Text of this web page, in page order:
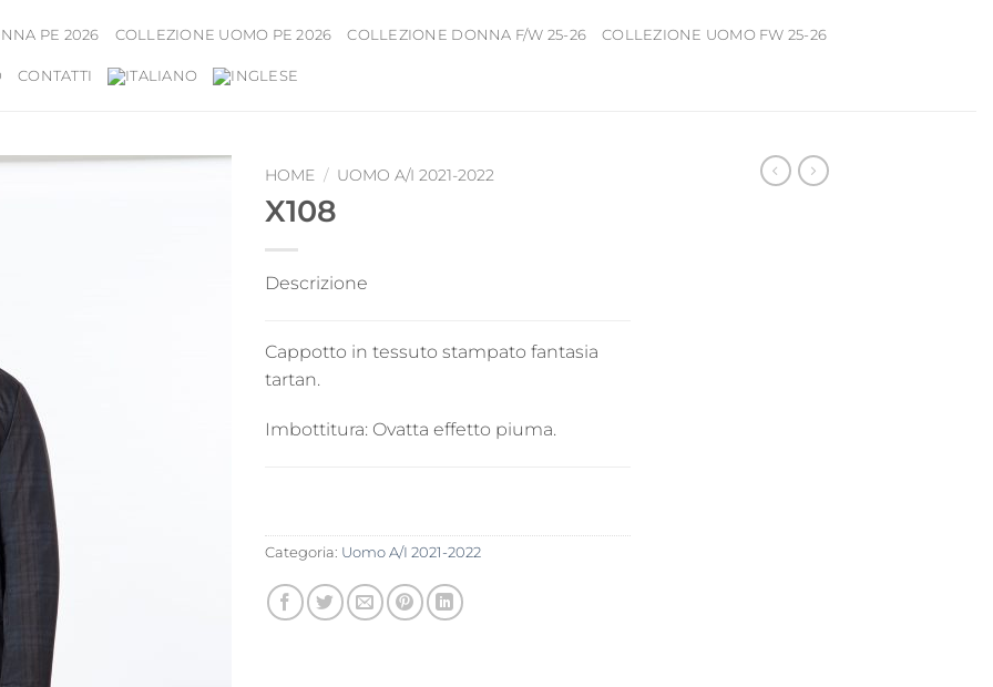
PE 2026 COLLEZIONE UOMO PE 2026 COLLEZIONE DONNA F/W 25-26 COLLEZIONE UOMO FW 25-26
CONTATTI
HOME / UOMO A/I 2021-2022
X108
Descrizione
Cappotto in tessuto stampato fantasia
tartan.
Imbottitura: Ovatta effetto piuma.
Categoria: Uomo A/I 2021-2022